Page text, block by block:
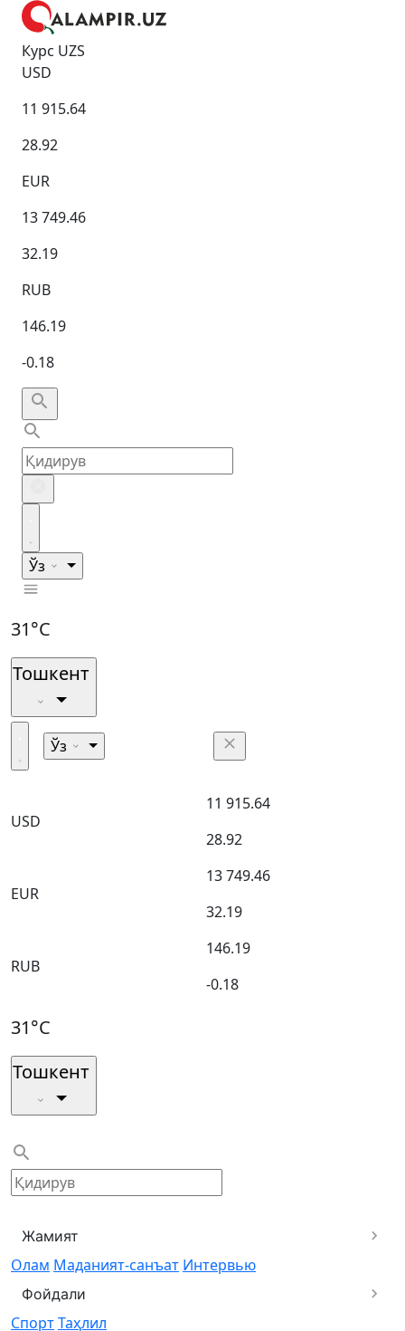
Курс UZS
USD
11 915.64
28.92
EUR
13 749.46
32.19
RUB
146.19
-0.18
Ўз
31°C
Тошкент
Ўз
USD
11 915.64
28.92
EUR
13 749.46
32.19
RUB
146.19
-0.18
31°C
Тошкент
Жамият
Олам Маданият-санъат Интервью
Фойдали
СпортТаҳлил